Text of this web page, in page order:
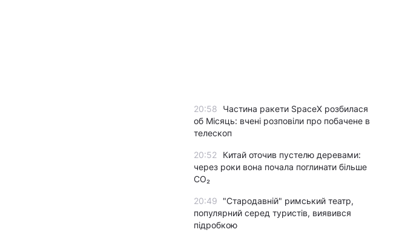
20:58
Частина ракети SpaceX розбилася
об Місяць: вчені розповіли про побачене в
телескоп
20:52
Китай оточив пустелю деревами:
через роки вона почала поглинати більше
CO₂
20:49
"Стародавній" римський театр,
популярний серед туристів, виявився
підробкою